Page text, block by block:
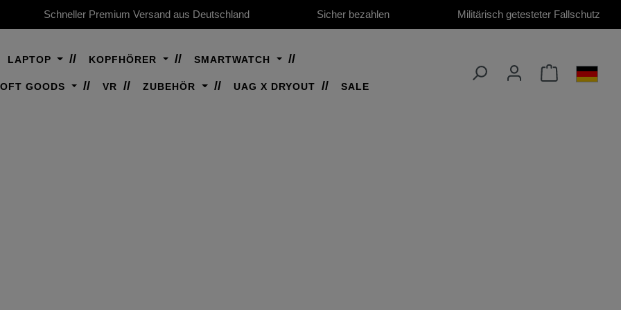
Schneller Premium Versand aus Deutschland Sicher bezahlen Militärisch getesteter Fallschutz
LAPTOP KOPFHÖRER SMARTWATCH
GOODS VR ZUBEHÖR UAG X DRYOUT SALE